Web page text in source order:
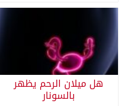
هل ميلان الرحم يظهر
بالسونار